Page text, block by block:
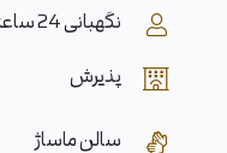
نگهبانی 24 ساعته
پذیرش
سالن ماساژ